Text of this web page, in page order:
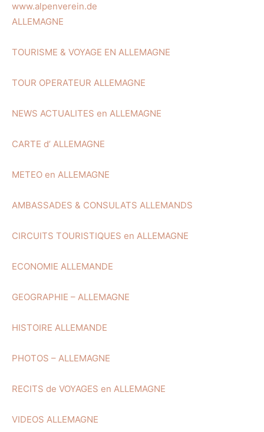
www.alpenverein.de
ALLEMAGNE
TOURISME & VOYAGE EN ALLEMAGNE
TOUR OPERATEUR ALLEMAGNE
NEWS ACTUALITES en ALLEMAGNE
CARTE d’ ALLEMAGNE
METEO en ALLEMAGNE
AMBASSADES & CONSULATS ALLEMANDS
CIRCUITS TOURISTIQUES en ALLEMAGNE
ECONOMIE ALLEMANDE
GEOGRAPHIE – ALLEMAGNE
HISTOIRE ALLEMANDE
PHOTOS – ALLEMAGNE
RECITS de VOYAGES en ALLEMAGNE
VIDEOS ALLEMAGNE